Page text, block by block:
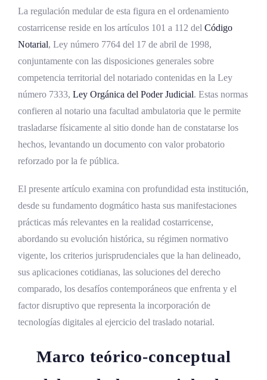
Costa Rica independiente y siglo XIX
La Ley Orgánica del Notariado de 1944
El Código Notarial de 1998 y sus reformas
posteriores
Práctica histórica nacional
Marco normativo vigente del acta fuera de la
El Código Notarial (Ley 7764)
de la oficina
Régimen de honorarios por traslado
El Código Civil (Ley 30) y la prueba
documental
El Código Procesal Civil (Ley 9342)
Ley Orgánica del Poder Judicial y
competencia notarial
Análisis jurisprudencial sobre el acta de
La regulación medular de esta figura en el ordenamiento
costarricense reside en los artículos 101 a 112 del Código
Notarial, Ley número 7764 del 17 de abril de 1998,
conjuntamente con las disposiciones generales sobre
competencia territorial del notariado contenidas en la Ley
número 7333, Ley Orgánica del Poder Judicial. Estas normas
confieren al notario una facultad ambulatoria que le permite
trasladarse físicamente al sitio donde han de constatarse los
hechos, levantando un documento con valor probatorio
reforzado por la fe pública.
El presente artículo examina con profundidad esta institución,
desde su fundamento dogmático hasta sus manifestaciones
prácticas más relevantes en la realidad costarricense,
abordando su evolución histórica, su régimen normativo
vigente, los criterios jurisprudenciales que la han delineado,
sus aplicaciones cotidianas, las soluciones del derecho
comparado, los desafíos contemporáneos que enfrenta y el
factor disruptivo que representa la incorporación de
tecnologías digitales al ejercicio del traslado notarial.
Marco teórico-conceptual